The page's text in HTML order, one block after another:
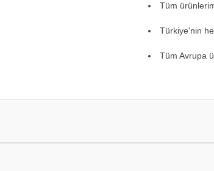
Tüm
Türkiye'nin
Tüm Avrupa